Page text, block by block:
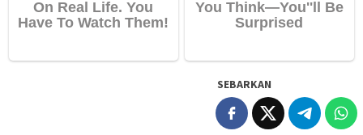
SEBARKAN